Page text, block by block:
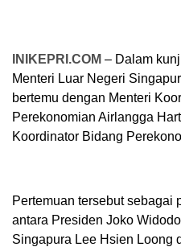
INIKEPRI.COM – Dalam
Menteri Luar Negeri
bertemu dengan Menteri
Perekonomian Airlangga
Koordinator Bidang
Pertemuan tersebut sebagai
antara Presiden Joko
Singapura Lee Hsien Loong